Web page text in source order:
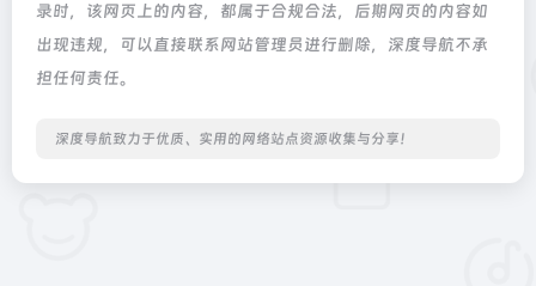
录时，该网页上的内容，都属于合规合法，后期网页的内容如
出现违规，可以直接联系网站管理员进行删除，深度导航不承
担任何责任。
深度导航致力于优质、实用的网络站点资源收集与分享！